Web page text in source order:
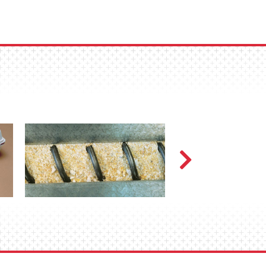
520 pies (158 m) para sistemas de
(213 m) para sistemas de
y desperdicien el alimento.
el alimento en el comedero.
alimento rancio o húmedo.
de alimentos ni alta
mientras aumenta la producción.